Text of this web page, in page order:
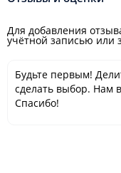
Для добавления
учётной записью или
Будьте первым!
сделать выбор. Нам
Спасибо!